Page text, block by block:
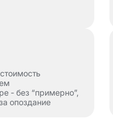
- без “примерно”,
опоздание